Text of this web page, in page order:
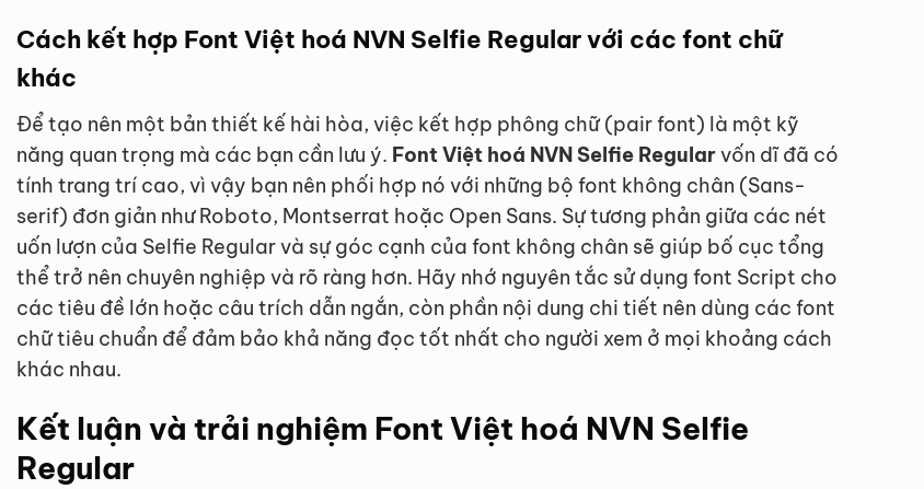
Cách kết hợp Font Việt hoá NVN Selfie Regular với các font chữ
khác
Để tạo nên một bản thiết kế hài hòa, việc kết hợp phông chữ (pair font) là một kỹ
năng quan trọng mà các bạn cần lưu ý. Font Việt hoá NVN Selfie Regularvốn dĩ đã có
tính trang trí cao, vì vậy bạn nên phối hợp nó với những bộ font không chân (Sans-
serif) đơn giản như Roboto, Montserrat hoặc Open Sans. Sự tương phản giữa các nét
uốn lượn của Selfie Regular và sự góc cạnh của font không chân sẽ giúp bố cục tổng
thể trở nên chuyên nghiệp và rõ ràng hơn. Hãy nhớ nguyên tắc sử dụng font Script cho
các tiêu đề lớn hoặc câu trích dẫn ngắn, còn phần nội dung chi tiết nên dùng các font
chữ tiêu chuẩn để đảm bảo khả năng đọc tốt nhất cho người xem ở mọi khoảng cách
khác nhau.
Kết luận và trải nghiệm Font Việt hoá NVN Selfie
Regular